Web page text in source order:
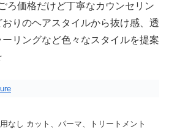
ろ価格だけど丁寧なカウンセリン
りのヘアスタイルから抜け感、透
リングなど色々なスタイルを提案
なし カット、パーマ、トリートメント